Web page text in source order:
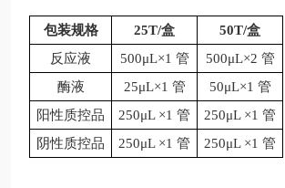
包装规格 25T/盒 50T/盒
反应液
500μL×1 管
500μL×2 管
酶液
25μL×1 管
50μL×1 管
阳性质控品
250μL ×1 管
250μL ×1 管
阴性质控品
250μL ×1 管 250μL ×1 管